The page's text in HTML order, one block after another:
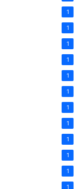
1
1
1
1
1
1
1
1
1
1
1
1